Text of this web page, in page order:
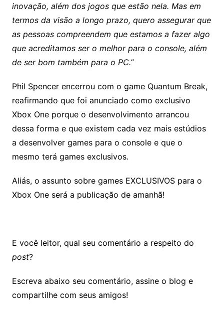
inovação, além dos jogos que estão nela. Mas em
termos da visão a longo prazo, quero assegurar que
as pessoas compreendem que estamos a fazer algo
que acreditamos ser o melhor para o console, além
de ser bom também para o PC.”
Phil Spencer encerrou com o game Quantum Break,
reafirmando que foi anunciado como exclusivo
Xbox One porque o desenvolvimento arrancou
dessa forma e que existem cada vez mais estúdios
a desenvolver games para o console e que o
mesmo terá games exclusivos.
Aliás, o assunto sobre games EXCLUSIVOS para o
Xbox One será a publicação de amanhã!
E você leitor, qual seu comentário a respeito do
post?
Escreva abaixo seu comentário, assine o blog e
compartilhe com seus amigos!